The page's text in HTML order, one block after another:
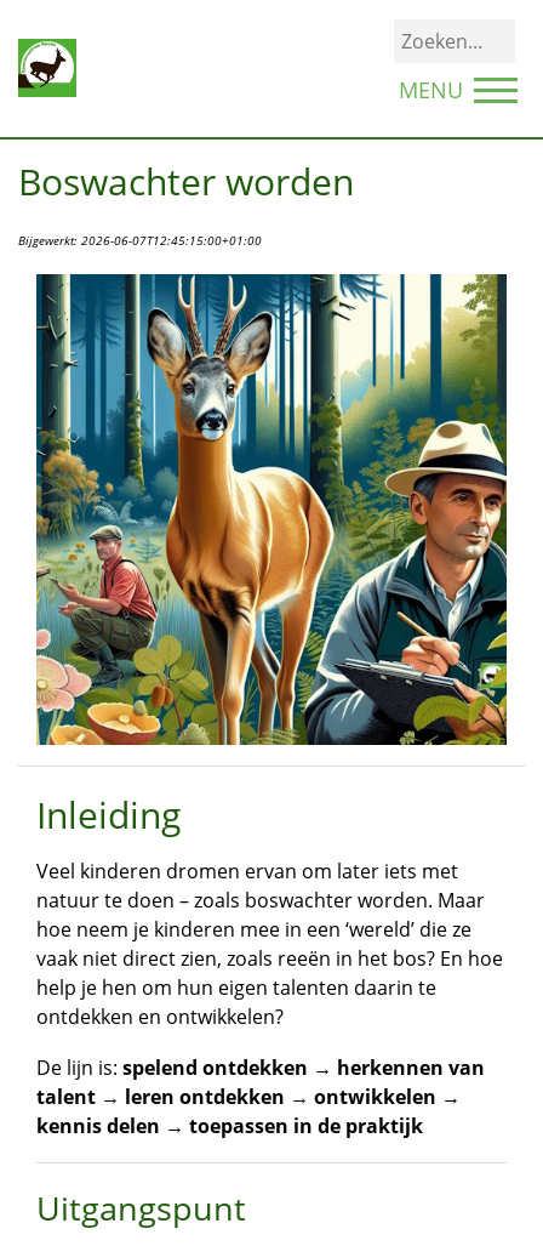
MENU
Boswachter worden
Bijgewerkt: 2026-06-07T12:45:15:00+01:00
Inleiding
Veel kinderen dromen ervan om later iets met
natuur te doen – zoals boswachter worden. Maar
hoe neem je kinderen mee in een ‘wereld’ die ze
vaak niet direct zien, zoals reeën in het bos? En hoe
help je hen om hun eigen talenten daarin te
ontdekken en ontwikkelen?
De lijn is: spelend ontdekken → herkennen van
talent → leren ontdekken → ontwikkelen →
kennis delen → toepassen in de praktijk
Uitgangspunt